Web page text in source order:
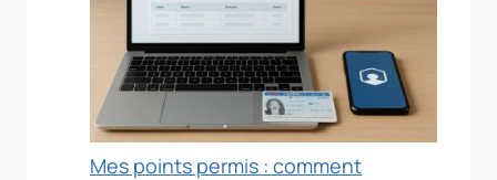
Mes points permis : comment